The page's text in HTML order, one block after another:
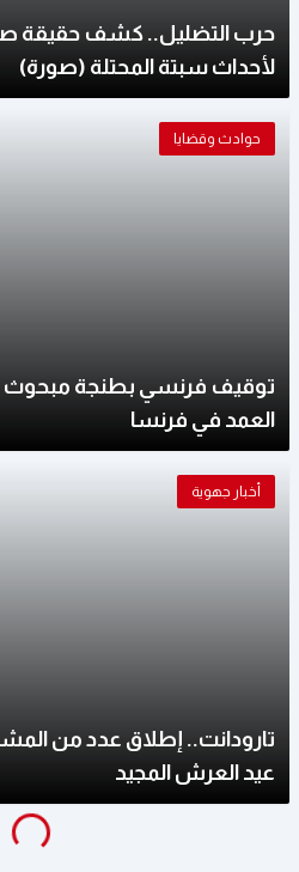
حرب التضليل.. كشف حقيقة
لأحداث سبتة المحتلة (صورة)
حوادث وقضايا
توقيف فرنسي بطنجة مبحوث
العمد في فرنسا
أخبار جهوية
تارودانت.. إطلاق عدد من
عيد العرش المجيد